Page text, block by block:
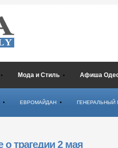
Мода и Стиль Афиша
ЕВРОМАЙДАН ГЕНЕРАЛЬНЫЙ
о трагедии 2 мая